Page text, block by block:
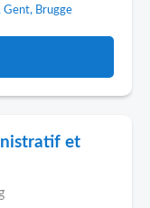
Gent, Brugge
et